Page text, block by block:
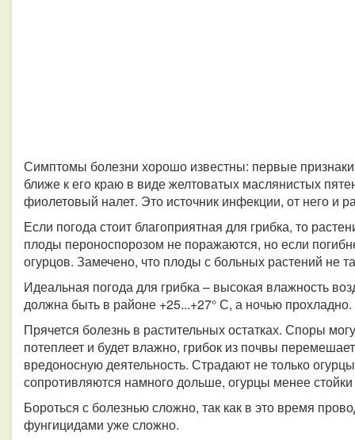
Симптомы болезни хорошо известны: первые
ближе к его краю в виде желтоватых маслянистых
фиолетовый налет. Это источник инфекции, от него и
Если погода стоит благоприятная для грибка, то
плоды пероноспорозом не поражаются, но если
огурцов. Замечено, что плоды с больных растений не
Идеальная погода для грибка – высокая влажность
должна быть в районе +25...+27° С, а ночью прохладно.
Прячется болезнь в растительных остатках. Споры
потеплеет и будет влажно, грибок из почвы
вредоносную деятельность. Страдают не только
сопротивляются намного дольше, огурцы менее
Бороться с болезнью сложно, так как в это время
фунгицидами уже сложно.